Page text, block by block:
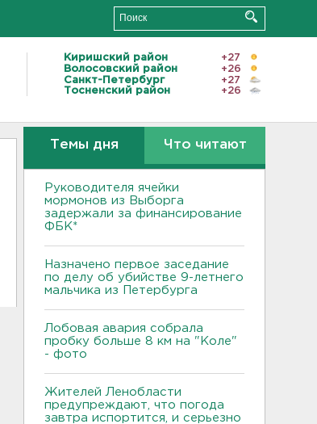
Киришский район
+27
Волосовский район
+26
Санкт-Петербург
+27
Тосненский район
+26
Темы дня Что читают
Руководителя ячейки
мормонов из Выборга
задержали за финансирование
ФБК*
Назначено первое заседание
по делу об убийстве 9-летнего
мальчика из Петербурга
Лобовая авария собрала
пробку больше 8 км на "Коле"
- фото
Жителей Ленобласти
предупреждают, что погода
завтра испортится, и серьезно